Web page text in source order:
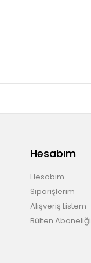
Hesabım
Hesabım
Siparişlerim
Alışveriş Listem
Bülten Aboneliği